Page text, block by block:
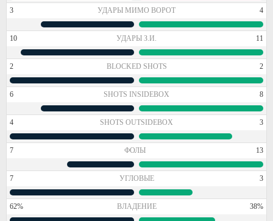
3 УДАРЫ МИМО ВОРОТ 4
10 УДАРЫ З.И. 11
2 BLOCKED SHOTS 2
6 SHOTS INSIDEBOX 8
4 SHOTS OUTSIDEBOX 3
7 ФОЛЫ 13
7 УГЛОВЫЕ 3
62% ВЛАДЕНИЕ 38%